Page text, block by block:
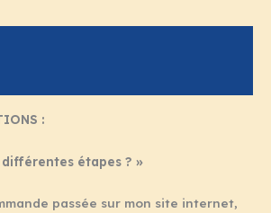
:
étapes ? »
passée sur mon site internet,